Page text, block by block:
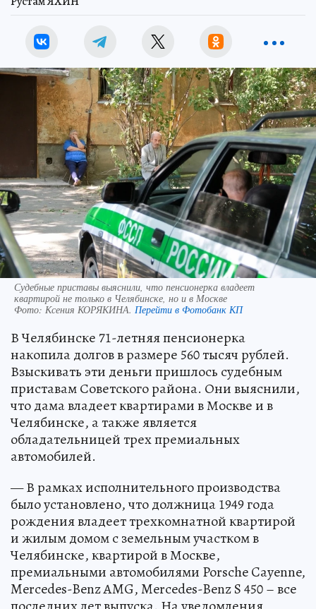
Судебные приставы выяснили, что пенсионерка владеет
квартирой не только в Челябинске, но и в Москве
Фото: Ксения КОРЯКИНА. Перейти в Фотобанк КП
В Челябинске 71-летняя пенсионерка
накопила долгов в размере 560 тысяч рублей.
Взыскивать эти деньги пришлось судебным
приставам Советского района. Они выяснили,
что дама владеет квартирами в Москве и в
Челябинске, а также является
обладательницей трех премиальных
автомобилей.
— В рамках исполнительного производства
было установлено, что должница 1949 года
рождения владеет трехкомнатной квартирой
и жилым домом с земельным участком в
Челябинске, квартирой в Москве,
премиальными автомобилями Porsche Cayenne,
Mercedes-Benz AMG, Mercedes-Benz S 450 – все